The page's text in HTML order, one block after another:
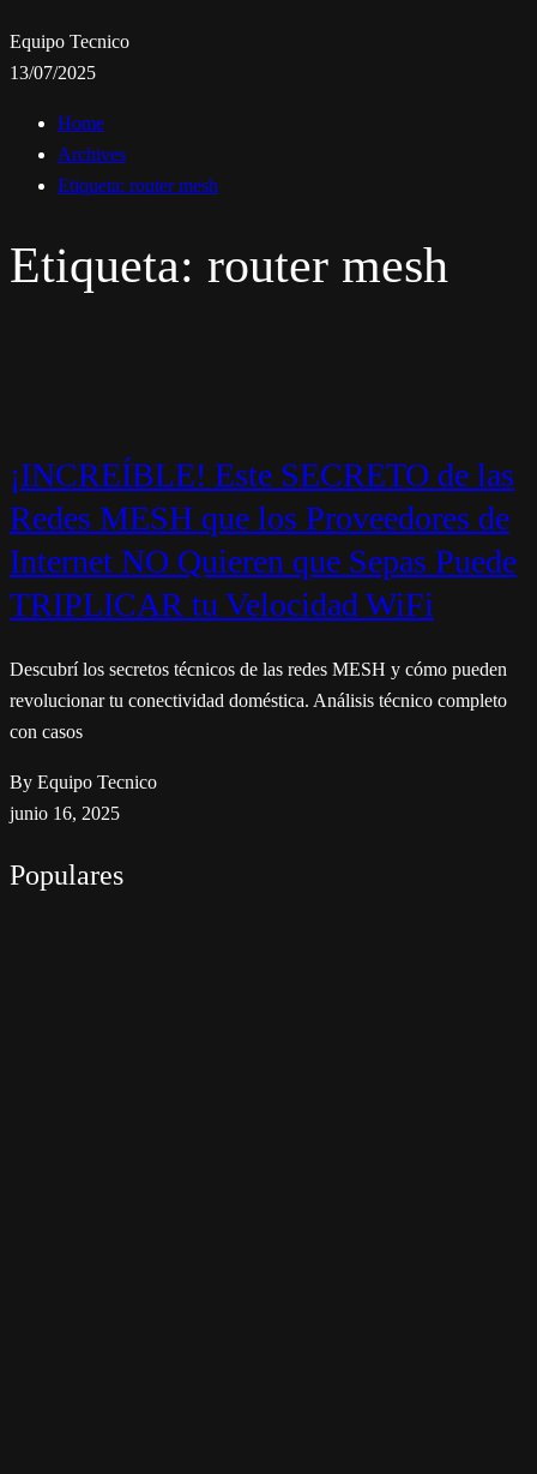
Equipo Tecnico
13/07/2025
Home
Archives
Etiqueta: router mesh
Etiqueta: router mesh
¡INCREÍBLE! Este SECRETO de las
Redes MESH que los Proveedores de
Internet NO Quieren que Sepas Puede
TRIPLICAR tu Velocidad WiFi
Descubrí los secretos técnicos de las redes MESH y cómo pueden
revolucionar tu conectividad doméstica. Análisis técnico completo
con casos
By Equipo Tecnico
junio 16, 2025
Populares